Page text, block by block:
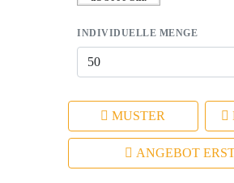
INDIVIDUELLE MENGE
MUSTER
ANGEBOT